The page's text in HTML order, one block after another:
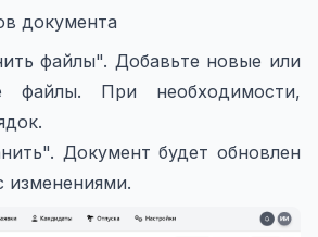
документа
файлы". Добавьте новые или
файлы. При необходимости,
Документ будет обновлен
изменениями.